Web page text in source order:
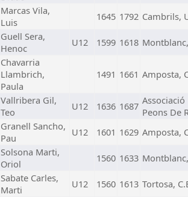
Marcas Vila,
Luis
1645 1792 Cambrils,
Guell Sera,
Henoc
U12 1599 1618
Chavarria
Llambrich,
Paula
1491 1661 Amposta,
Vallribera Gil,
Teo
U12 1636 1687 Associació
Peons De
Granell Sancho,
Pau
U12 1601 1629 Amposta,
Solsona Marti,
Oriol
1560 1633
Sabate Carles,
Marti
U12 1560 1613 Tortosa,